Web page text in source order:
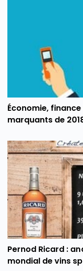
Économie,
marquants de
Pernod Ricard :
mondial de vins